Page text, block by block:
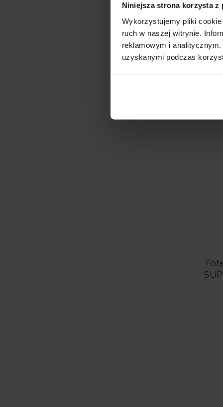
Niniejsza strona korzysta z
Wykorzystujemy pliki
ruch w naszej witrynie.
reklamowym i
uzyskanymi podczas